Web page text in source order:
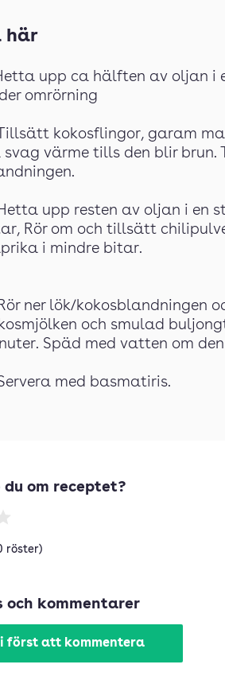
här
upp ca hälften av oljan i
omrörning
kokosflingor, garam
svag värme tills den blir
upp resten av oljan i en
Rör om och tillsätt
i mindre bitar.
ner lök/kokosblandningen
och smulad
Späd med vatten om
med basmatiris.
om receptet?
röster)
och kommentarer
först att kommentera